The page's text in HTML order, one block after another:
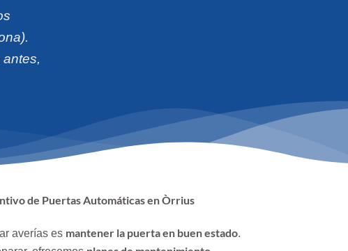
de Puertas Automáticas en Òrrius
averías es mantener la puerta en buen estado.